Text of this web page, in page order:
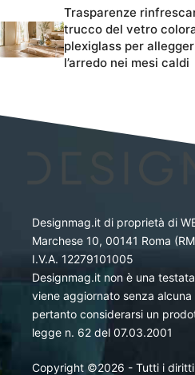
Trasparenze
trucco del vetro
plexiglass per
l’arredo nei mesi caldi
Designmag.it di proprietà di
Marchese 10, 00141 Roma
I.V.A. 12279101005
Designmag.it non è una
viene aggiornato senza
pertanto considerarsi un
legge n. 62 del 07.03.2001
Copyright ©2026 - Tutti i